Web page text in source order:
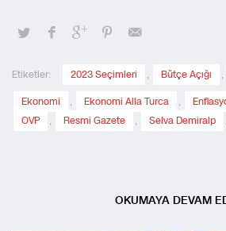
Etiketler: 2023 Seçimleri , Bütçe Açığı ,
Ekonomi , Ekonomi Alla Turca ,
OVP
, Resmi Gazete , Selva Demiralp
OKUMAYA DEVAM